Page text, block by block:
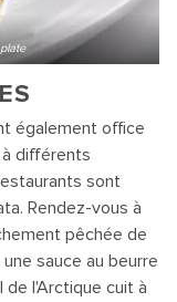
également office
différents
sont
Rendez-vous à
pêchée de
sauce au beurre
de l'Arctique cuit à